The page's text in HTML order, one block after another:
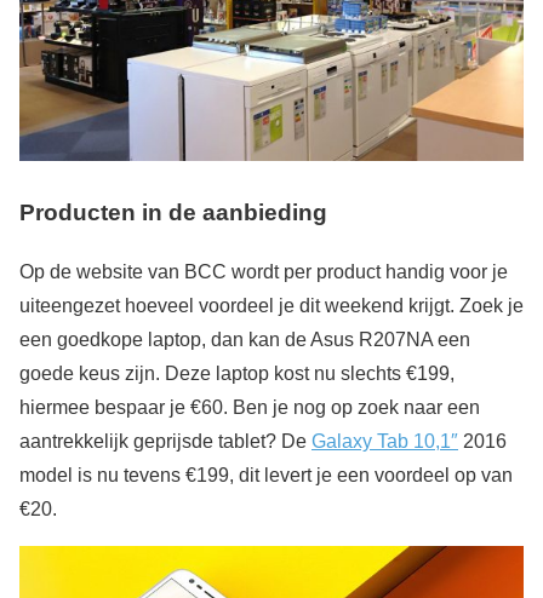
Producten in de aanbieding
Op de website van BCC wordt per product handig voor je
uiteengezet hoeveel voordeel je dit weekend krijgt. Zoek je
een goedkope laptop, dan kan de Asus R207NA een
goede keus zijn. Deze laptop kost nu slechts €199,
hiermee bespaar je €60. Ben je nog op zoek naar een
aantrekkelijk geprijsde tablet? De Galaxy Tab 10,1″ 2016
model is nu tevens €199, dit levert je een voordeel op van
€20.